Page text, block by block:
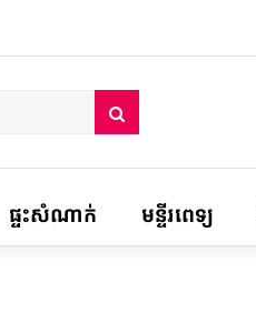
ផ្ទះសំណាក់ មន្ទីរពេទ្យ